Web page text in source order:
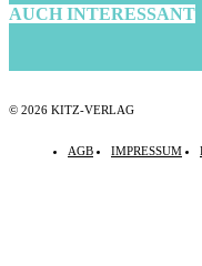
AUCH INTERESSANT
© 2026 KITZ-VERLAG
AGB IMPRESSUM